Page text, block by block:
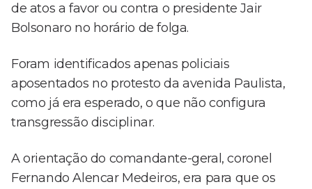
de atos a favor ou contra o presidente Jair
Bolsonaro no horário de folga.
Foram identificados apenas policiais
aposentados no protesto da avenida Paulista,
como já era esperado, o que não configura
transgressão disciplinar.
A orientação do comandante-geral, coronel
Fernando Alencar Medeiros, era para que os